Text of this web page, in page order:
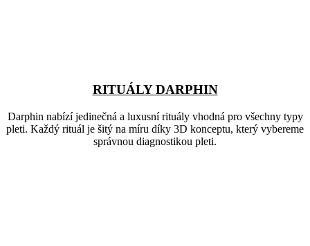
RITUÁLY DARPHIN
Darphin nabízí jedinečná a luxusní rituály vhodná pro všechny typy
pleti. Každý rituál je šitý na míru díky 3D konceptu, který vybereme
správnou diagnostikou pleti.